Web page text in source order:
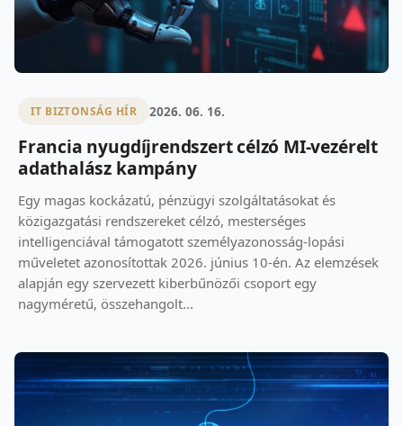
IT BIZTONSÁG HÍR 2026. 06. 16.
Francia nyugdíjrendszert célzó MI-vezérelt
adathalász kampány
Egy magas kockázatú, pénzügyi szolgáltatásokat és
közigazgatási rendszereket célzó, mesterséges
intelligenciával támogatott személyazonosság-lopási
műveletet azonosítottak 2026. június 10-én. Az elemzések
alapján egy szervezett kiberbűnözői csoport egy
nagyméretű, összehangolt...